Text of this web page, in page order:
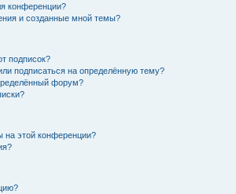
конференции?
и созданные мной темы?
подписок?
подписаться на определённую тему?
форум?
на этой конференции?